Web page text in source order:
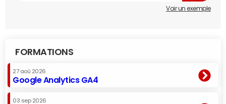
Voir un exemple
FORMATIONS
27 aoû 2026
Google Analytics GA4
03 sep 2026